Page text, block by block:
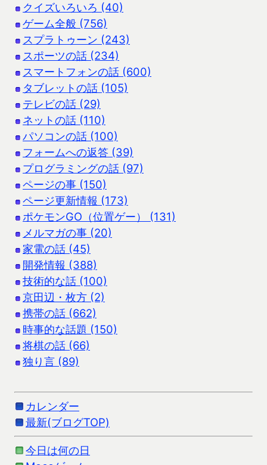
クイズいろいろ (40)
ゲーム全般 (756)
スプラトゥーン (243)
スポーツの話 (234)
スマートフォンの話 (600)
タブレットの話 (105)
テレビの話 (29)
ネットの話 (110)
パソコンの話 (100)
フォームへの返答 (39)
プログラミングの話 (97)
ページの事 (150)
ページ更新情報 (173)
ポケモンGO（位置ゲー） (131)
メルマガの事 (20)
家電の話 (45)
開発情報 (388)
技術的な話 (100)
京田辺・枚方 (2)
携帯の話 (662)
時事的な話題 (150)
将棋の話 (66)
独り言 (89)
カレンダー
最新(ブログTOP)
今日は何の日